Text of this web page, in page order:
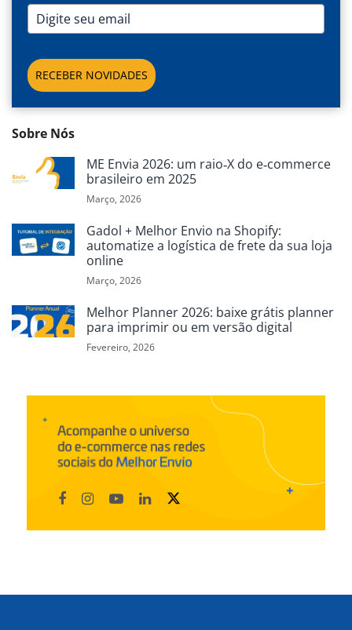
RECEBER NOVIDADES
Sobre Nós
ME Envia 2026: um raio‑X do e‑commerce
brasileiro em 2025
Março, 2026
Gadol + Melhor Envio na Shopify:
automatize a logística de frete da sua loja
online
Março, 2026
Melhor Planner 2026: baixe grátis planner
para imprimir ou em versão digital
Fevereiro, 2026